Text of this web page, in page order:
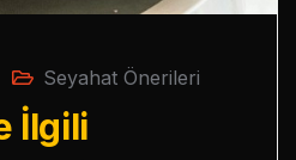
Seyahat Önerileri
İlgili